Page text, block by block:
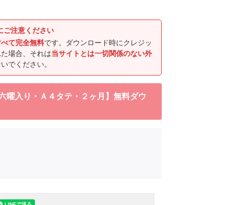
ご注意ください
て完全無料です。ダウンロード時にクレジッ
場合、それは当サイトとは一切関係のない外
でください。
曜入り・Ａ４タテ・２ヶ月】無料ダウ